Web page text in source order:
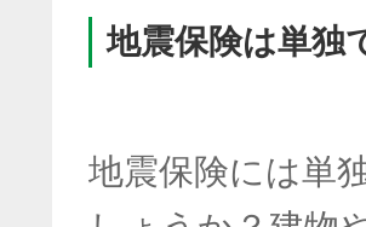
地震保険は単独
地震保険には単